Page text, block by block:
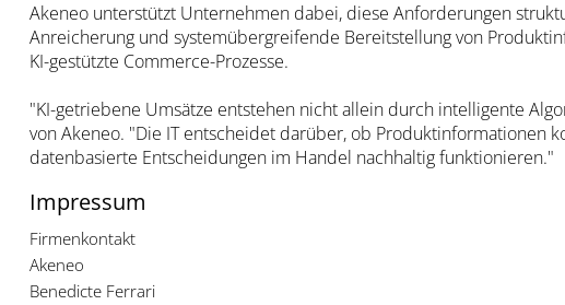
Akeneo unterstützt Unternehmen dabei, diese Anforderungen
Anreicherung und systemübergreifende Bereitstellung von
KI-gestützte Commerce-Prozesse.
"KI-getriebene Umsätze entstehen nicht allein durch intelligente
von Akeneo. "Die IT entscheidet darüber, ob Produktinformationen
datenbasierte Entscheidungen im Handel nachhaltig funktionieren."
Impressum
Firmenkontakt
Akeneo
Benedicte Ferrari